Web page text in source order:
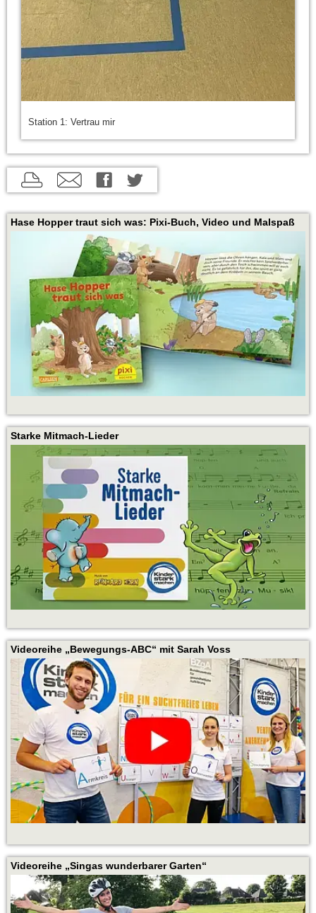
Station 2: Brücke überqueren
aktuelle
drucken
aktuelle
per
E-
empfehlen
aktuelle
auf
Twitter
teilen
Hase Hopper traut sich was: Pixi-Buch, Video und Malspaß
Starke Mitmach-Lieder
Videoreihe „Bewegungs-ABC“ mit Sarah Voss
Videoreihe „Singas wunderbarer Garten“